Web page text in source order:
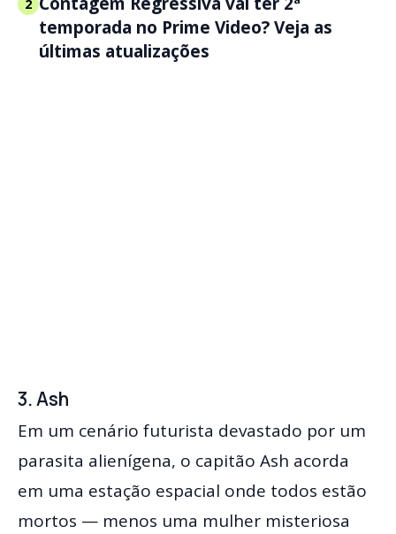
2
temporada no Prime Video? Veja as
últimas atualizações
3. Ash
Em um cenário futurista devastado por um
parasita alienígena, o capitão Ash acorda
em uma estação espacial onde todos estão
mortos — menos uma mulher misteriosa